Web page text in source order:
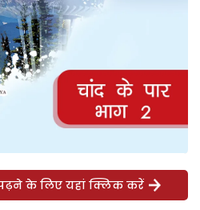
के लिए यहां क्लिक करें